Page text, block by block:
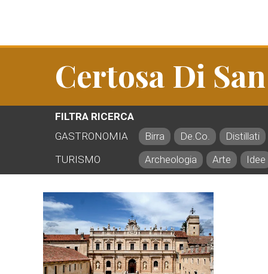
Certosa Di
FILTRA RICERCA
GASTRONOMIA
Birra De.Co.
Distillati
TURISMO
Archeologia Arte Idee